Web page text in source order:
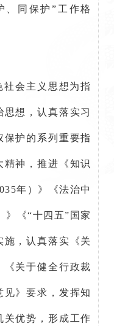
、同保护”工作格
社会主义思想为指
想，认真落实习
护的系列重要指
精神，推进《知识
年）》《法治中
《“十四五”国家
，认真落实《关
《关于健全行政裁
见》要求，发挥知
关优势，形成工作